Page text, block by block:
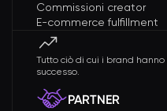
Commissioni creator
E-commerce fulfillment
Tutto ciò di cui i brand
successo.
PARTNER